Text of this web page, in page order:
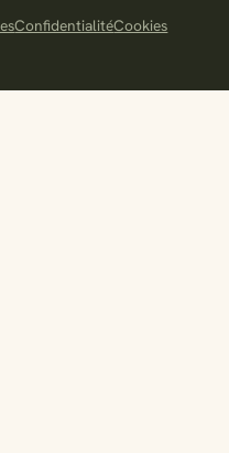
ConfidentialitéCookies